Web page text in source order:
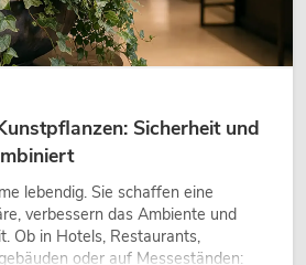
Sicherheit und
lebendig. Sie schaffen eine
verbessern das Ambiente und
Ob in Hotels, Restaurants,
oder auf Messeständen: